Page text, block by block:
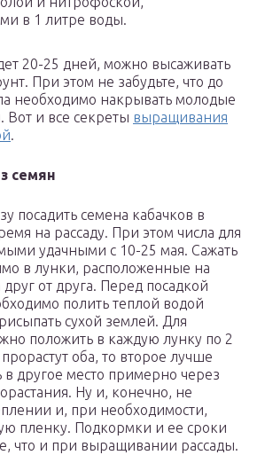
в 1 литре воды.
20-25 дней, можно высаживать
При этом не забудьте, что до
необходимо накрывать молодые
Вот и все секреты выращивания
.
семян
посадить семена кабачков в
на рассаду. При этом числа для
удачными с 10-25 мая. Сажать
в лунки, расположенные на
от друга. Перед посадкой
полить теплой водой
сухой землей. Для
положить в каждую лунку по 2
оба, то второе лучше
в другое место примерно через
Ну и, конечно, не
и, при необходимости,
пленку. Подкормки и ее сроки
что и при выращивании рассады.